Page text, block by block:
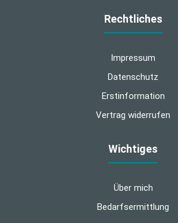
Rechtliches
Impressum
Datenschutz
Erstinformation
Vertrag widerrufen
Wichtiges
Über mich
Bedarfsermittlung